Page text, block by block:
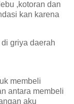
,kotoran dan
kan karena
griya daerah
membeli
antara membeli
aku